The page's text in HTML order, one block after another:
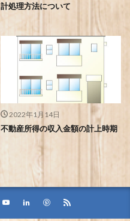
計処理方法について
2022年1月14日
不動産所得の収入金額の計上時期